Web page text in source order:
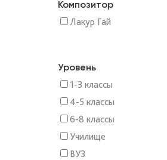
Композитор
Лакур Гай
Уровень
1-3 классы
4-5 классы
6-8 классы
Училище
ВУЗ